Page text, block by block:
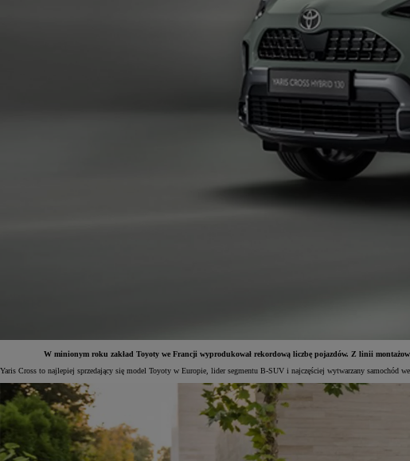
Od81 900 zł
Yaris Cross
HYBRID
W minionym roku zakład Toyoty we Francji wyprodukował rekordową liczbę pojazdów. Z linii
Yaris Cross to najlepiej sprzedający się model Toyoty w Europie, lider segmentu B-SUV i najczęściej wytwarzany samochód